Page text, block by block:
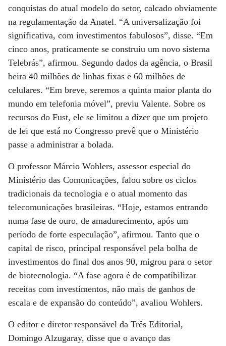
conquistas do atual modelo do setor, calcado obviamente
na regulamentação da Anatel. “A universalização foi
significativa, com investimentos fabulosos”, disse. “Em
cinco anos, praticamente se construiu um novo sistema
Telebrás”, afirmou. Segundo dados da agência, o Brasil
beira 40 milhões de linhas fixas e 60 milhões de
celulares. “Em breve, seremos a quinta maior planta do
mundo em telefonia móvel”, previu Valente. Sobre os
recursos do Fust, ele se limitou a dizer que um projeto
de lei que está no Congresso prevê que o Ministério
passe a administrar a bolada.
O professor Márcio Wohlers, assessor especial do
Ministério das Comunicações, falou sobre os ciclos
tradicionais da tecnologia e o atual momento das
telecomunicações brasileiras. “Hoje, estamos entrando
numa fase de ouro, de amadurecimento, após um
período de forte especulação”, afirmou. Tanto que o
capital de risco, principal responsável pela bolha de
investimentos do final dos anos 90, migrou para o setor
de biotecnologia. “A fase agora é de compatibilizar
receitas com investimentos, não mais de ganhos de
escala e de expansão do conteúdo”, avaliou Wohlers.
O editor e diretor responsável da Três Editorial,
Domingo Alzugaray, disse que o avanço das